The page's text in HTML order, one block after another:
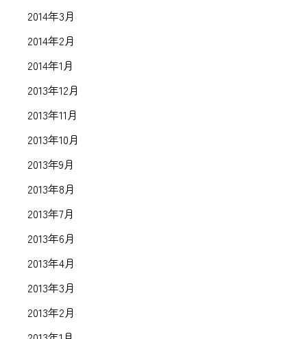
2014年3月
2014年2月
2014年1月
2013年12月
2013年11月
2013年10月
2013年9月
2013年8月
2013年7月
2013年6月
2013年4月
2013年3月
2013年2月